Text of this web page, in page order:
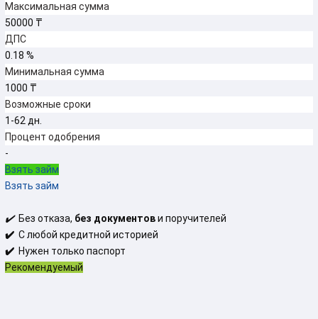
Максимальная сумма
50000 ₸
ДПС
0.18 %
Минимальная сумма
1000 ₸
Возможные сроки
1-62 дн.
Процент одобрения
-
Взять займ
Взять займ
✔️ Без отказа, без документови поручителей
✔️ С любой кредитной историей
✔️ Нужен только паспорт
Рекомендуемый